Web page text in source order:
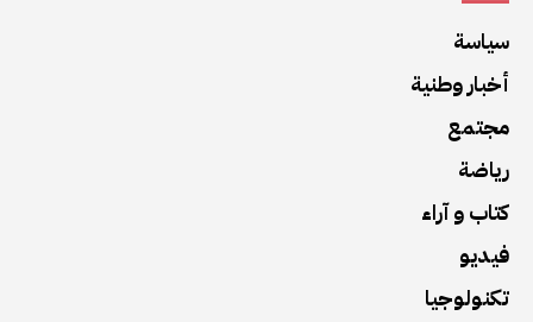
سياسة
أخبار وطنية
مجتمع
رياضة
كتاب و آراء
فيديو
تكنولوجيا